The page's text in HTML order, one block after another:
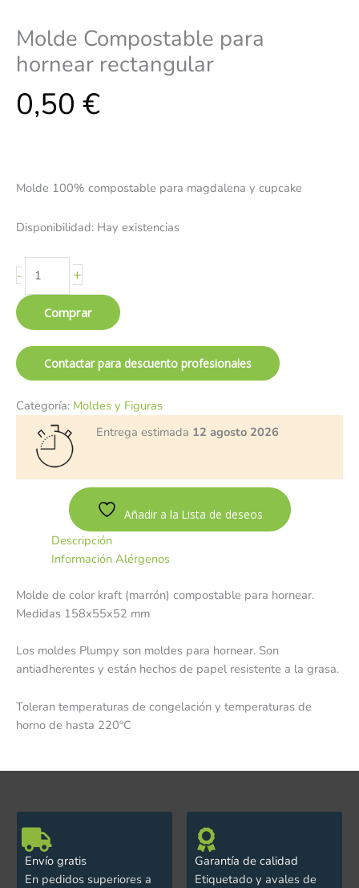
Molde Compostable para
hornear rectangular
0,50 €
Molde 100% compostable para magdalena y cupcake
Disponibilidad: Hay existencias
- +
Comprar
Contactar para descuento profesionales
Categoría: Moldes y Figuras
Entrega estimada 12 agosto 2026
Añadir a la Lista de deseos
Descripción
Información Alérgenos
Molde de color kraft (marrón) compostable para hornear.
Medidas 158x55x52 mm
Los moldes Plumpy son moldes para hornear. Son
antiadherentes y están hechos de papel resistente a la grasa.
Toleran temperaturas de congelación y temperaturas de
horno de hasta 220ºC
Envío gratis
En pedidos superiores a
Garantía de calidad
Etiquetado y avales de